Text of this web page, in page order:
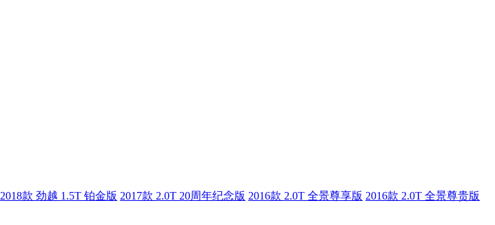
2018款 劲越 1.5T 铂金版 2017款 2.0T 20周年纪念版 2016款 2.0T 全景尊享版 2016款 2.0T 全景尊贵版